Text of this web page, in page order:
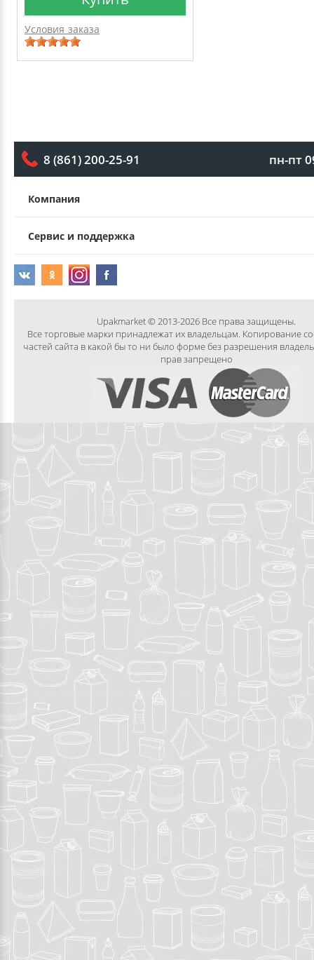
Условия заказа
8 (861) 200-25-91 пн-пт
Компания
Сервис и поддержка
Upakmarket © 2013-2026 Все права защищены.
Все торговые марки принадлежат их владельцам. Копирование
частей сайта в какой бы то ни было форме без разрешения
прав запрещено